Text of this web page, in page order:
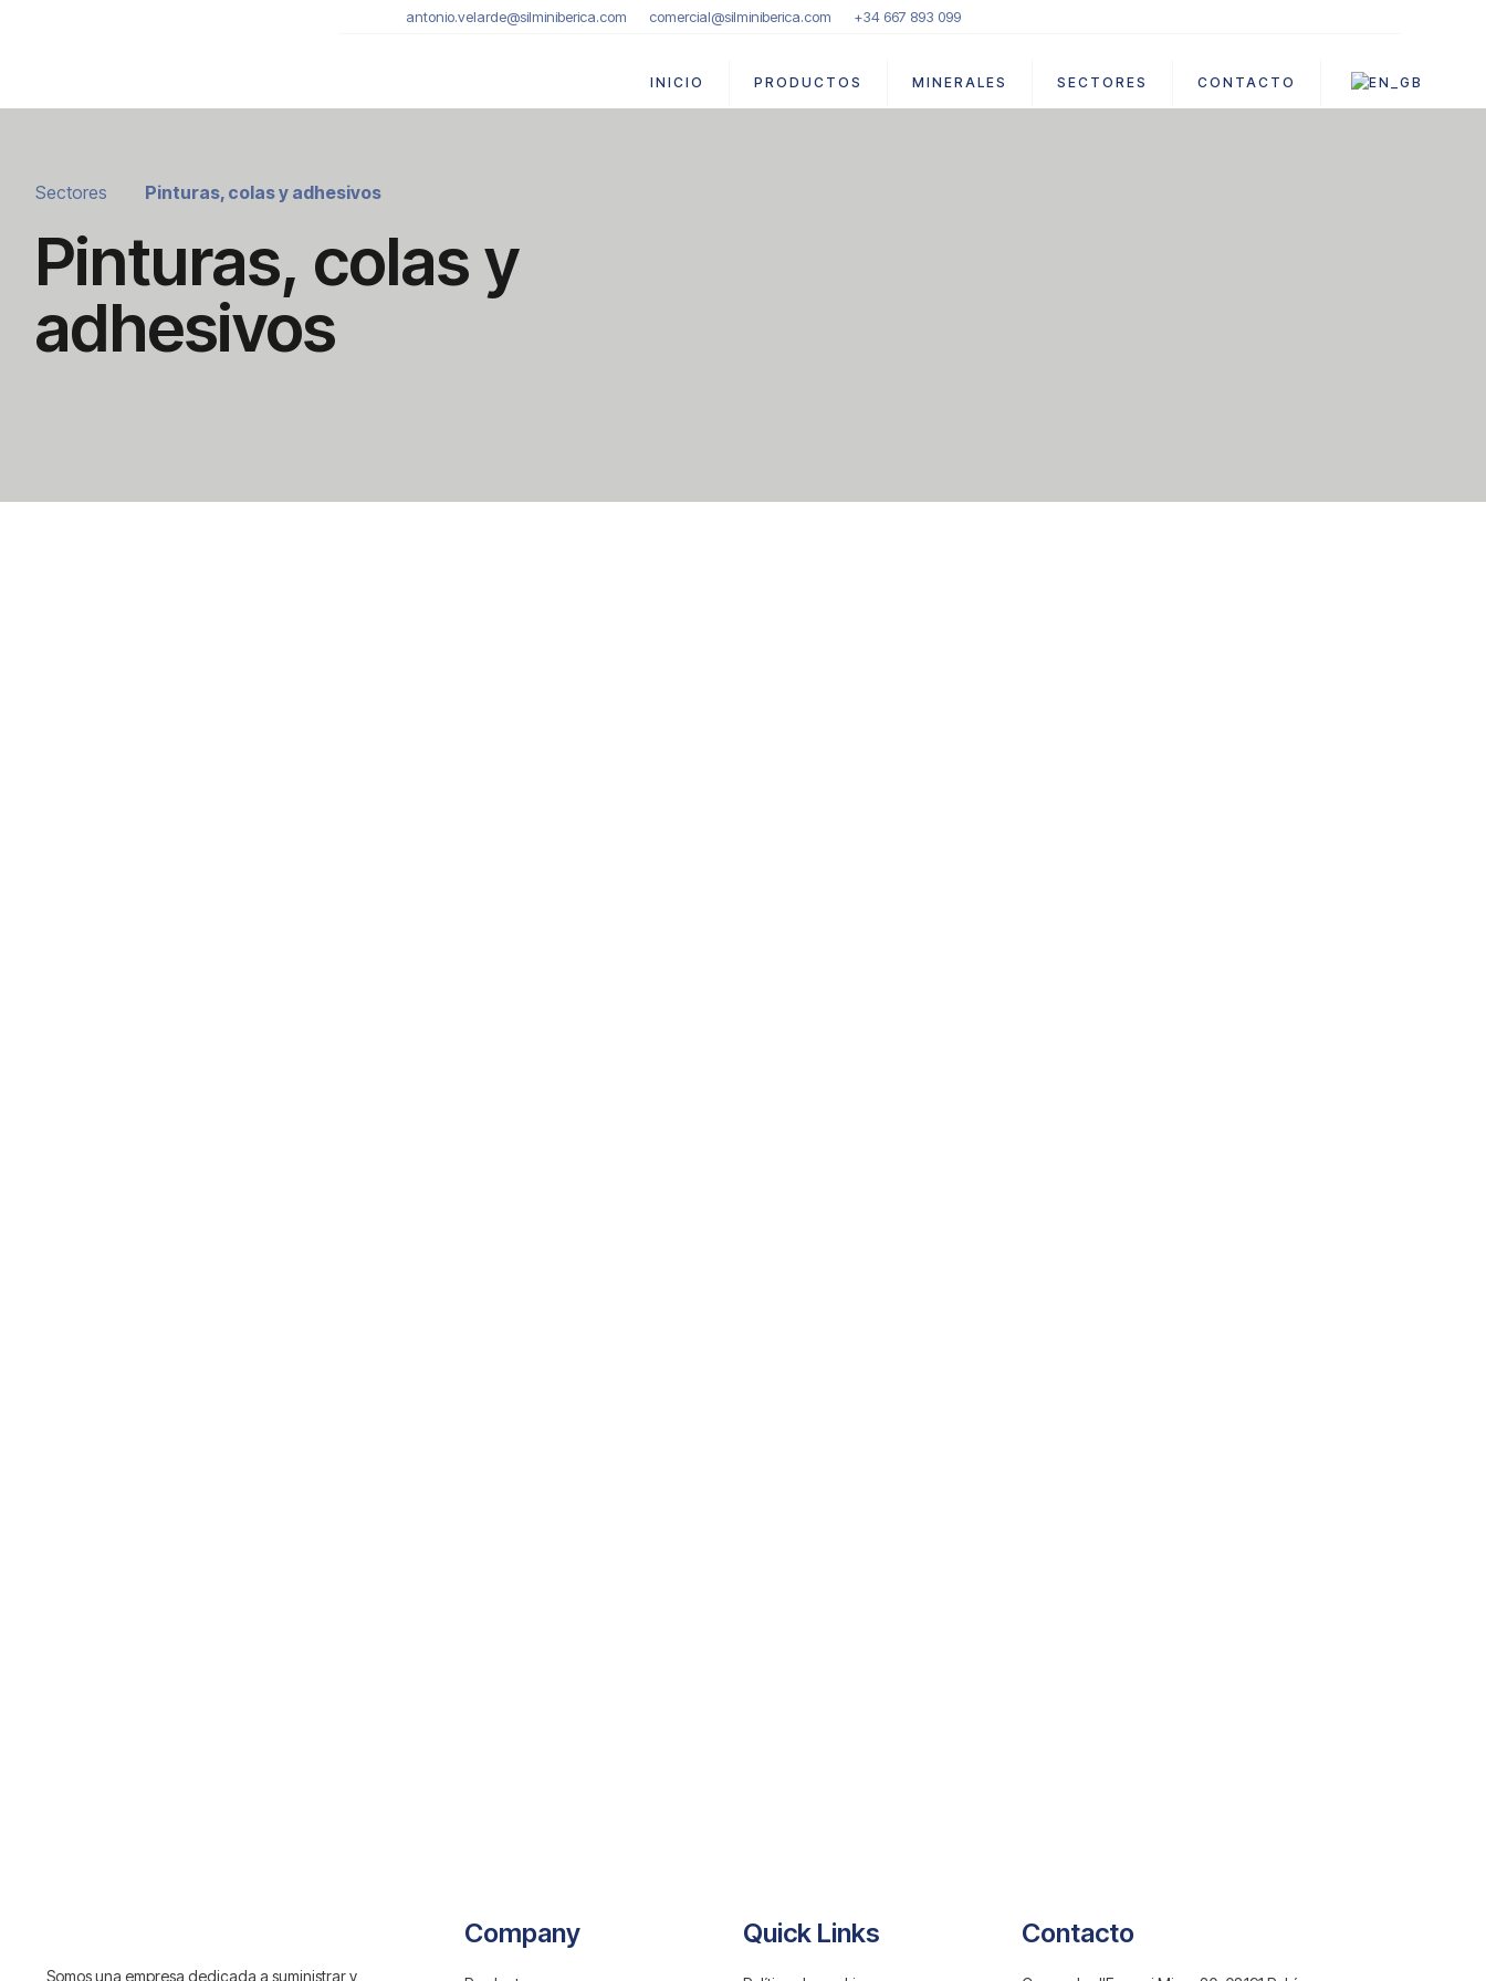
antonio.velarde@silminiberica.com comercial@silminiberica.com +34 667 893 099
INICIO PRODUCTOS MINERALES SECTORES CONTACTO
Sectores Pinturas, colas y adhesivos
Pinturas, colas y
adhesivos
Somos una empresa dedicada a suministrar y
Company Quick Links Contacto